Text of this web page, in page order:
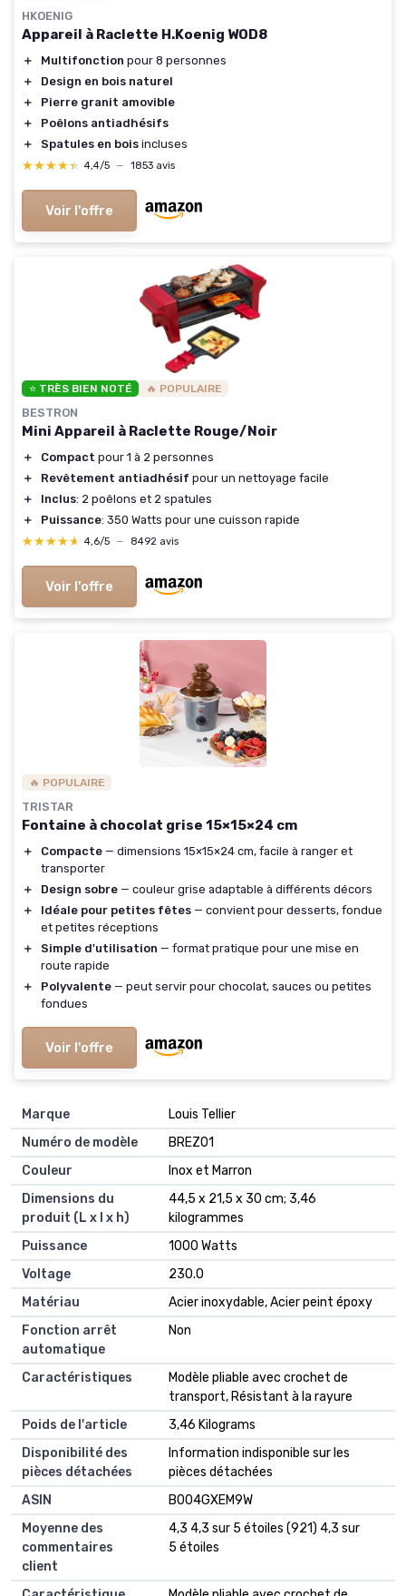
HKOENIG
Appareil à Raclette H.Koenig WOD8
＋ Multifonction pour 8 personnes
＋
Design en bois naturel
＋
Pierre granit amovible
＋
Poêlons antiadhésifs
＋
Spatules en bois incluses
★★★★★
★★★★★ 4,4/5 — 1853 avis
Voir l'offre
⭐ TRÈS BIEN NOTÉ 🔥 POPULAIRE
BESTRON
Mini Appareil à Raclette Rouge/Noir
＋ Compact pour 1 à 2 personnes
＋
Revêtement antiadhésif pour un nettoyage facile
＋
Inclus: 2 poêlons et 2 spatules
＋
Puissance: 350 Watts pour une cuisson rapide
★★★★★
★★★★★ 4,6/5 — 8492 avis
Voir l'offre
🔥 POPULAIRE
TRISTAR
Fontaine à chocolat grise 15×15×24 cm
＋ Compacte — dimensions 15×15×24 cm, facile à ranger et
transporter
＋
Design sobre — couleur grise adaptable à différents décors
＋
Idéale pour petites fêtes — convient pour desserts, fondue
et petites réceptions
＋
Simple d'utilisation — format pratique pour une mise en
route rapide
＋
Polyvalente — peut servir pour chocolat, sauces ou petites
fondues
Voir l'offre
Marque
‎Louis Tellier
Numéro de modèle
‎BREZ01
Couleur
‎Inox et Marron
Dimensions du
produit (L x l x h)
‎44,5 x 21,5 x 30 cm; 3,46
kilogrammes
Puissance
‎1000 Watts
Voltage
‎230.0
Matériau
‎Acier inoxydable, Acier peint époxy
Fonction arrêt
automatique
‎Non
Caractéristiques
‎Modèle pliable avec crochet de
transport, Résistant à la rayure
Poids de l'article
‎3,46 Kilograms
Disponibilité des
pièces détachées
‎Information indisponible sur les
pièces détachées
ASIN
B004GXEM9W
Moyenne des
commentaires
client
4,3 4,3 sur 5 étoiles (921) 4,3 sur
5 étoiles